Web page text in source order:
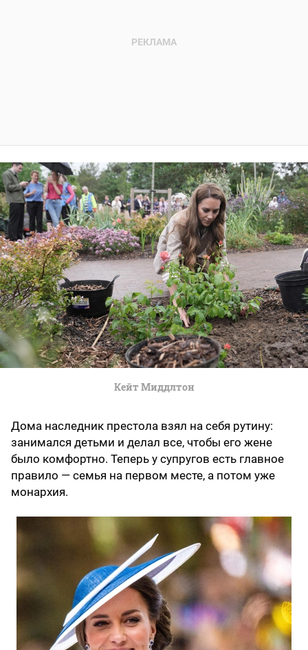
Кейт Миддлтон
Дома наследник престола взял на себя рутину:
занимался детьми и делал все, чтобы его жене
было комфортно. Теперь у супругов есть главное
правило — семья на первом месте, а потом уже
монархия.